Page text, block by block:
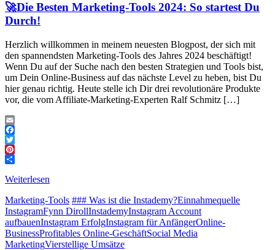
🚀Die Besten Marketing-Tools 2024: So startest Du
Durch!
Herzlich willkommen in meinem neuesten Blogpost, der sich mit
den spannendsten Marketing-Tools des Jahres 2024 beschäftigt!
Wenn Du auf der Suche nach den besten Strategien und Tools bist,
um Dein Online-Business auf das nächste Level zu heben, bist Du
hier genau richtig. Heute stelle ich Dir drei revolutionäre Produkte
vor, die vom Affiliate-Marketing-Experten Ralf Schmitz […]
Email
Facebook
Twitter
Pinterest
Weiterlesen
Marketing-Tools ### Was ist die Instademy?Einnahmequelle
InstagramFynn DirollInstademyInstagram Account
aufbauenInstagram ErfolgInstagram für AnfängerOnline-
BusinessProfitables Online-GeschäftSocial Media
MarketingVierstellige Umsätze